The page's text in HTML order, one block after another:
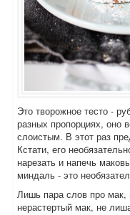
Это творожное тесто -
разных пропорциях, оно
слоистым. В этот раз
Кстати, его
нарезать и напечь
миндаль - это
Лишь пара слов про мак,
нерастертый мак, не